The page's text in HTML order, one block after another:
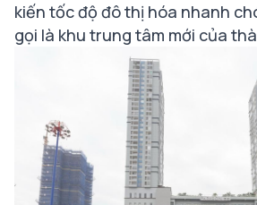
kiến tốc độ đô thị hóa nhanh
gọi là khu trung tâm mới của